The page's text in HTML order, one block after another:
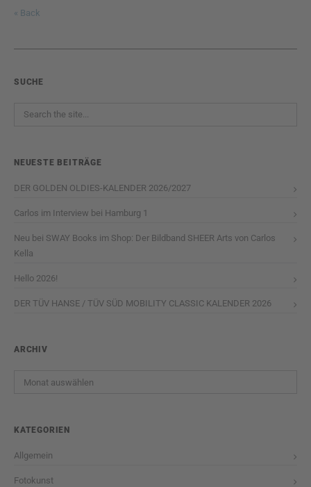
« Back
SUCHE
NEUESTE BEITRÄGE
DER GOLDEN OLDIES-KALENDER 2026/2027
Carlos im Interview bei Hamburg 1
Neu bei SWAY Books im Shop: Der Bildband SHEER Arts von Carlos
Kella
Hello 2026!
DER TÜV HANSE / TÜV SÜD MOBILITY CLASSIC KALENDER 2026
ARCHIV
Archiv
KATEGORIEN
Allgemein
Fotokunst